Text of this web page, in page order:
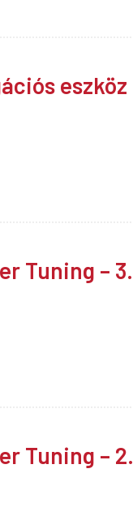
eszköz
Tuning – 3.
Tuning – 2.